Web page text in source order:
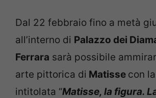
Dal 22 febbraio fino a metà
all’interno di Palazzo dei
Ferrara sarà possibile
arte pittorica di Matisse con
intitolata “Matisse, la figura.